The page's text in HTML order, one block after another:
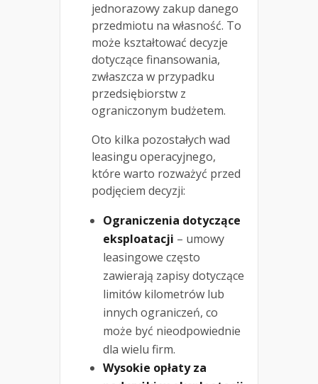
jednorazowy zakup danego
przedmiotu na własność. To
może kształtować decyzje
dotyczące finansowania,
zwłaszcza w przypadku
przedsiębiorstw z
ograniczonym budżetem.
Oto kilka pozostałych wad
leasingu operacyjnego,
które warto rozważyć przed
podjęciem decyzji:
Ograniczenia dotyczące
eksploatacji – umowy
leasingowe często
zawierają zapisy dotyczące
limitów kilometrów lub
innych ograniczeń, co
może być nieodpowiednie
dla wielu firm.
Wysokie opłaty za